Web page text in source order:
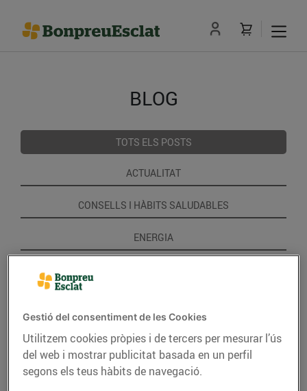
BLOG
TOTS ELS POSTS
ACTUALITAT
CONSELLS I HÀBITS SALUDABLES
ENERGIA
Gestió del consentiment de les Cookies
Utilitzem cookies pròpies i de tercers per mesurar l’ús
del web i mostrar publicitat basada en un perfil
segons els teus hàbits de navegació.